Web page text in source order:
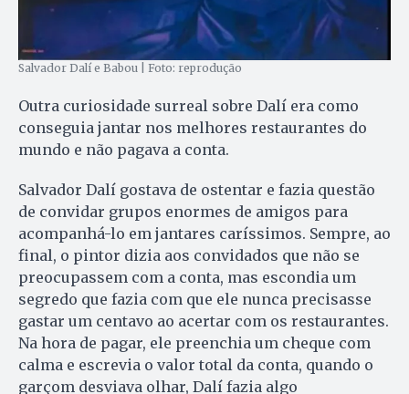
Salvador Dalí e Babou | Foto: reprodução
Outra curiosidade surreal sobre Dalí era como
conseguia jantar nos melhores restaurantes do
mundo e não pagava a conta.
Salvador Dalí gostava de ostentar e fazia questão
de convidar grupos enormes de amigos para
acompanhá-lo em jantares caríssimos. Sempre, ao
final, o pintor dizia aos convidados que não se
preocupassem com a conta, mas escondia um
segredo que fazia com que ele nunca precisasse
gastar um centavo ao acertar com os restaurantes.
Na hora de pagar, ele preenchia um cheque com
calma e escrevia o valor total da conta, quando o
garçom desviava olhar, Dalí fazia algo